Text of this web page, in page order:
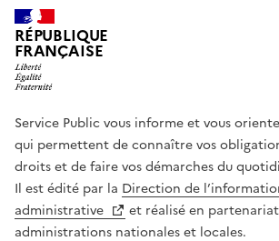
RÉPUBLIQUE
FRANÇAISE
Service Public vous informe et vous
qui permettent de connaître vos obligations, d’exercer vos
droits et de faire vos démarches du
Il est édité par la Direction de
administrative
et réalisé en
administrations nationales et locales.